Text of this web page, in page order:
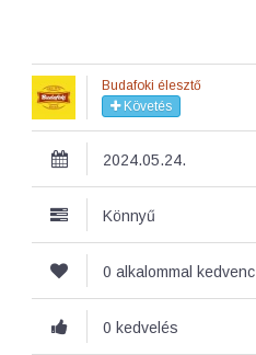
Budafoki élesztő
Követés
2024.05.24.
Könnyű
0 alkalommal kedvenc
0 kedvelés